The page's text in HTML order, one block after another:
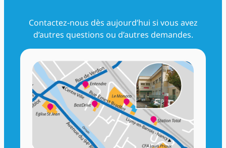
Contactez-nous dès aujourd’hui si vous avez
d’autres questions ou d’autres demandes.